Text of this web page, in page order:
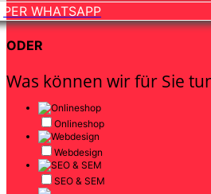
PER WHATSAPP
ODER
Was können wir für Sie
Onlineshop
Webdesign
SEO & SEM